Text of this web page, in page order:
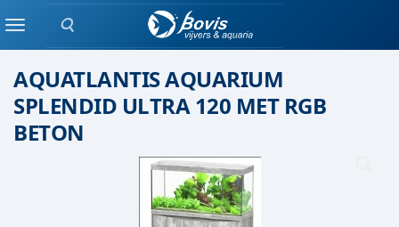
Zoeken
MenuAquatlantis
AQUATLANTIS AQUARIUM
SPLENDID ULTRA 120 MET RGB
BETON